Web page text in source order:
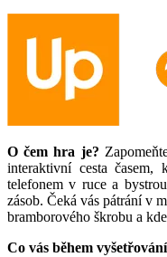
O čem hra je?
interaktivní cesta časem,
telefonem v ruce a
zásob. Čeká vás pátrání v
bramborového škrobu a
Co vás během